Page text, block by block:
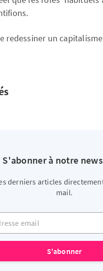
redessiner un
S'abonner à notre
derniers articles
mail.
email
S'abonner